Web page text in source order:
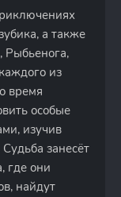
а также
Рыбьенога,
из
время
особые
изучив
занесёт
где они
найдут